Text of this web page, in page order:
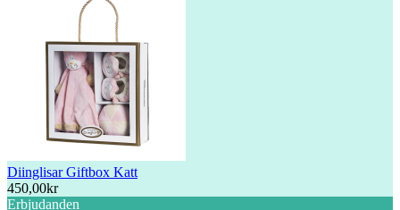
Diinglisar Giftbox Katt
450,00kr
Erbjudanden